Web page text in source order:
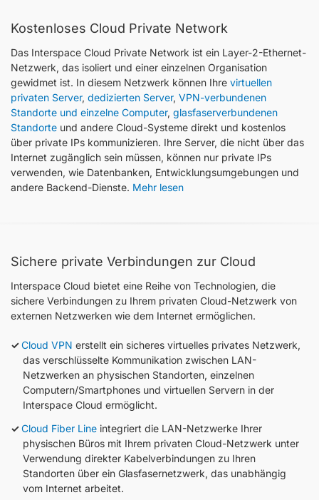
Kostenloses Cloud Private Network
Das Interspace Cloud Private Network ist ein Layer-2-Ethernet-
Netzwerk, das isoliert und einer einzelnen Organisation
gewidmet ist. In diesem Netzwerk können Ihre virtuellen
privaten Server, dedizierten Server, VPN-verbundenen
Standorte und einzelne Computer, glasfaserverbundenen
Standorte und andere Cloud-Systeme direkt und kostenlos
über private IPs kommunizieren. Ihre Server, die nicht über das
Internet zugänglich sein müssen, können nur private IPs
verwenden, wie Datenbanken, Entwicklungsumgebungen und
andere Backend-Dienste. Mehr lesen
Sichere private Verbindungen zur Cloud
Interspace Cloud bietet eine Reihe von Technologien, die
sichere Verbindungen zu Ihrem privaten Cloud-Netzwerk von
externen Netzwerken wie dem Internet ermöglichen.
Cloud VPN erstellt ein sicheres virtuelles privates Netzwerk,
das verschlüsselte Kommunikation zwischen LAN-
Netzwerken an physischen Standorten, einzelnen
Computern/Smartphones und virtuellen Servern in der
Interspace Cloud ermöglicht.
Cloud Fiber Line integriert die LAN-Netzwerke Ihrer
physischen Büros mit Ihrem privaten Cloud-Netzwerk unter
Verwendung direkter Kabelverbindungen zu Ihren
Standorten über ein Glasfasernetzwerk, das unabhängig
vom Internet arbeitet.